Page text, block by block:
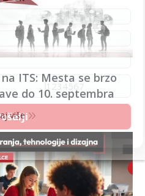
ITS: Mesta se brzo
do 10. septembra
više